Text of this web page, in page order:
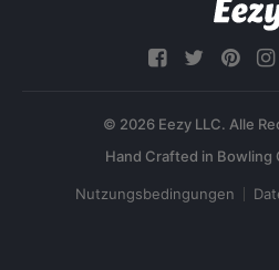
© 2026 Eezy LLC. Alle
Nutzungsbedingungen